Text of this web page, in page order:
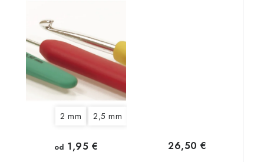
2 mm 2,5 mm
od 1,95 € 26,50 €